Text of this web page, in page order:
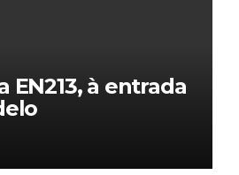
EN213, à entrada